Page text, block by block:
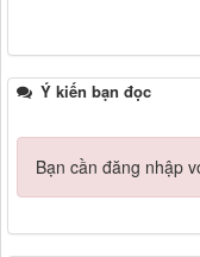
Ý kiến bạn đọc
Bạn cần đăng nhập